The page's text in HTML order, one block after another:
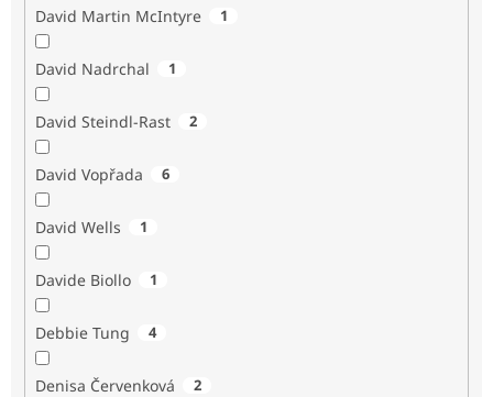
David Martin McIntyre 1
David Nadrchal 1
David Steindl-Rast 2
David Vopřada 6
David Wells 1
Davide Biollo 1
Debbie Tung 4
Denisa Červenková 2